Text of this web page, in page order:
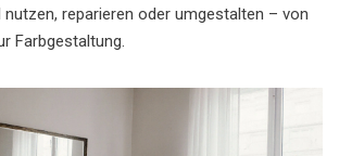
reparieren oder umgestalten – von
Farbgestaltung.